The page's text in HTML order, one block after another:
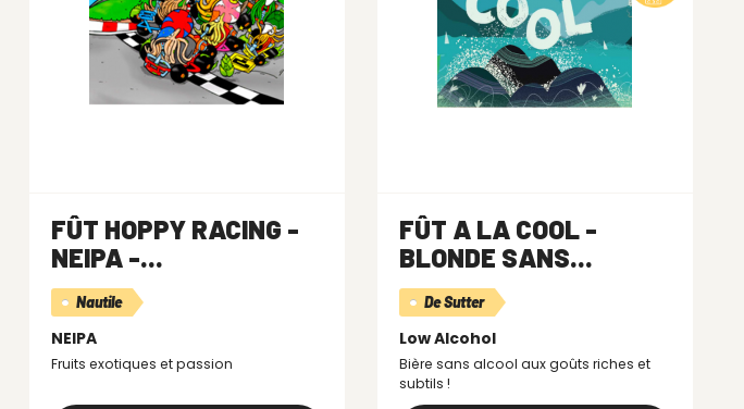
FÛT HOPPY RACING -
NEIPA -...
Nautile
NEIPA
Fruits exotiques et passion
FÛT A LA COOL -
BLONDE SANS...
De Sutter
Low Alcohol
Bière sans alcool aux goûts riches et
subtils !